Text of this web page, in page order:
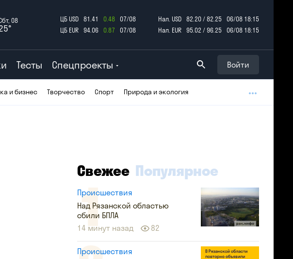
08 ЦБ USD 81.41 0.48
07/08
ЦБ EUR
94.06 0.87 07/08
Нал. USD 82.20 / 82.25
06/08 18:15
Нал. EUR
95.02 / 96.25 06/08 18:15
Тесты Спецпроекты Войти
и бизнес Творчество Спорт Природа и экология
Свежее Популярное
Происшествия
Над Рязанской областью
сбили БПЛА
14 минут назад
82
Происшествия